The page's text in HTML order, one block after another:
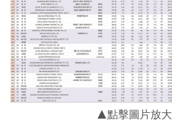
▲點擊圖片放大